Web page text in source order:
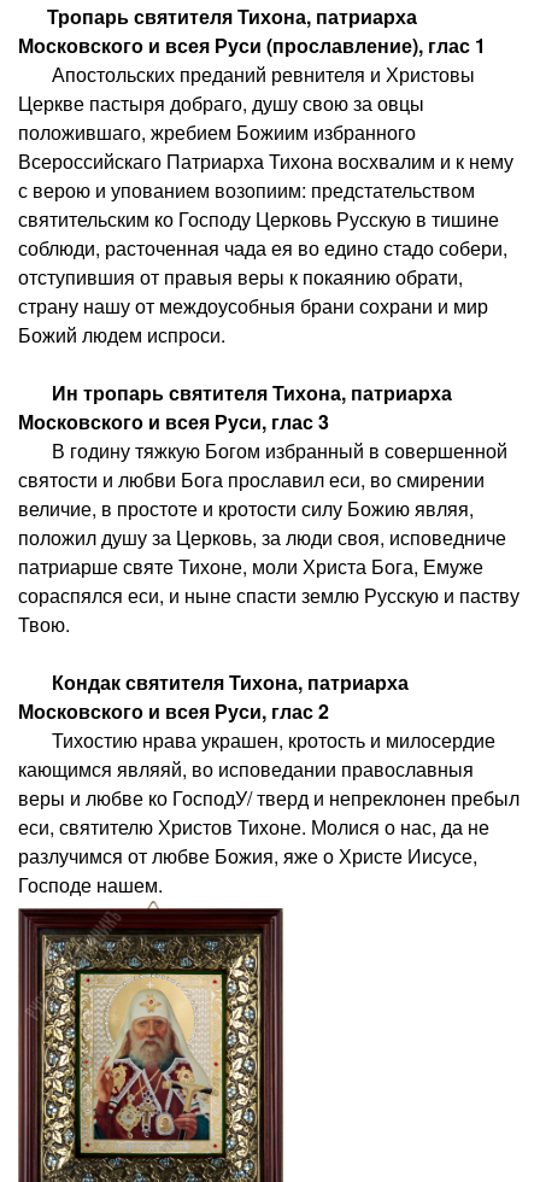
Тропарь святителя Тихона, патриарха
Московского и всея Руси (прославление), глас 1
Апостольских преданий ревнителя и Христовы
Церкве пастыря добраго, душу свою за овцы
положившаго, жребием Божиим избранного
Всероссийскаго Патриарха Тихона восхвалим и к нему
с верою и упованием возопиим: предстательством
святительским ко Господу Церковь Русскую в тишине
соблюди, расточенная чада ея во едино стадо собери,
отступившия от правыя веры к покаянию обрати,
страну нашу от междоусобныя брани сохрани и мир
Божий людем испроси.
Ин тропарь святителя Тихона, патриарха
Московского и всея Руси, глас 3
В годину тяжкую Богом избранный в совершенной
святости и любви Бога прославил еси, во смирении
величие, в простоте и кротости силу Божию являя,
положил душу за Церковь, за люди своя, исповедниче
патриарше святе Тихоне, моли Христа Бога, Емуже
сораспялся еси, и ныне спасти землю Русскую и паству
Твою.
Кондак святителя Тихона, патриарха
Московского и всея Руси, глас 2
Тихостию нрава украшен, кротость и милосердие
кающимся являяй, во исповедании православныя
веры и любве ко ГосподУ/ тверд и непреклонен пребыл
еси, святителю Христов Тихоне. Молися о нас, да не
разлучимся от любве Божия, яже о Христе Иисусе,
Господе нашем.